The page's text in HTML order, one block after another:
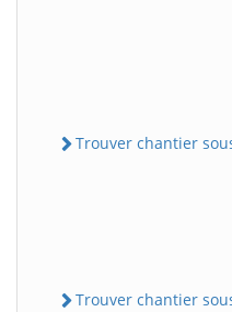
Trouver chantier
Trouver chantier